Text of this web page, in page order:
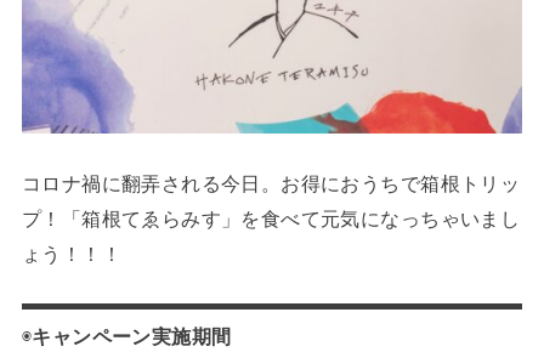
コロナ禍に翻弄される今日。お得におうちで箱根トリッ
プ！「箱根てゑらみす」を食べて元気になっちゃいまし
ょう！！！
◉キャンペーン実施期間